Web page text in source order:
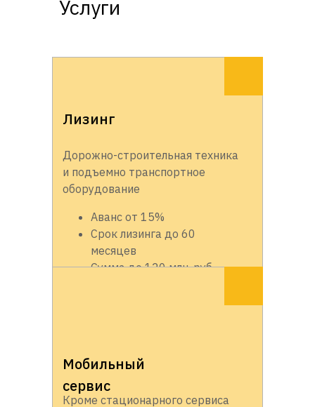
Услуги
Лизинг
Дорожно-строительная техника
и подъемно транспортное
оборудование
Аванс от 15%
Срок лизинга до 60
месяцев
Сумма до 120 млн. руб.
Мобильный
сервис
Кроме стационарного сервиса